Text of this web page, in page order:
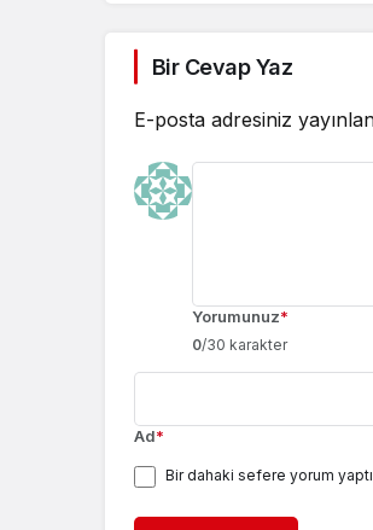
Bir Cevap Yaz
E-posta adresiniz
Yorumunuz*
0/30 karakter
Ad*
Bir dahaki sefere yorum